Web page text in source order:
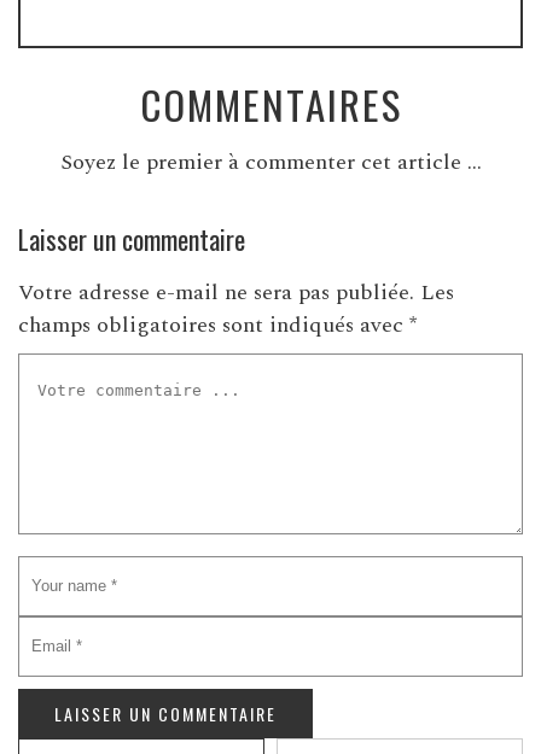
COMMENTAIRES
Soyez le premier à commenter cet article ...
Laisser un commentaire
Votre adresse e-mail ne sera pas publiée. Les
champs obligatoires sont indiqués avec *